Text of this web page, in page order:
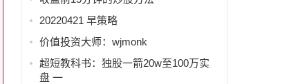
20220421 早策略
价值投资大师：wjmonk
超短教科书：独股一箭20w至100万实
盘 一